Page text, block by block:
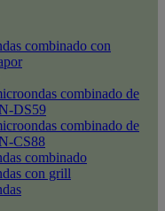
combinado con
combinado de
DS59
combinado de
CS88
combinado
con grill